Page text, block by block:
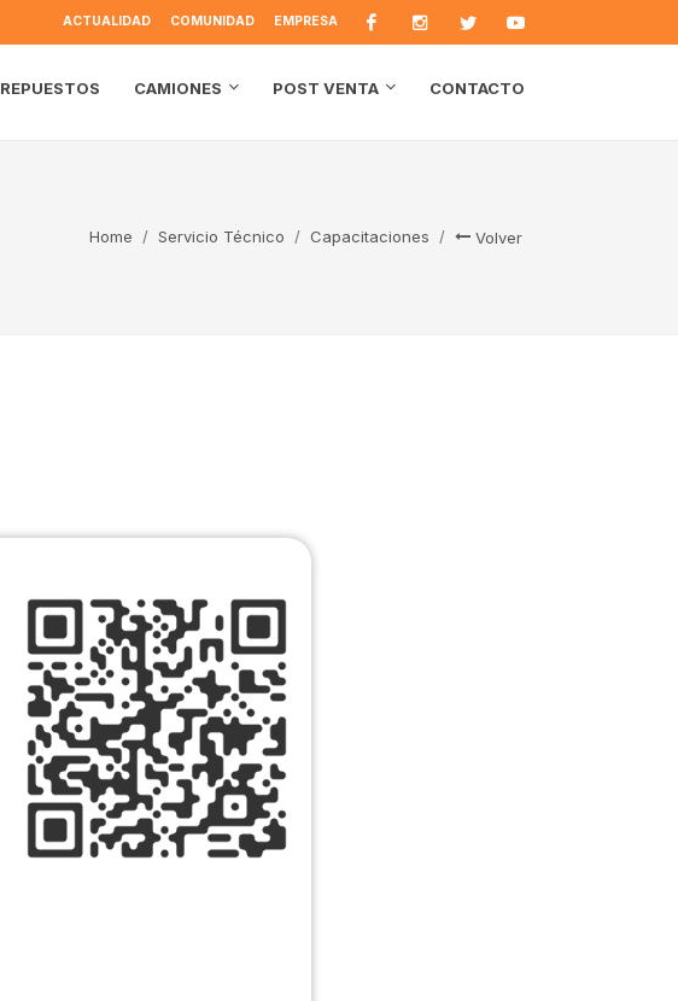
ACTUALIDAD COMUNIDAD EMPRESA
REPUESTOS CAMIONES POST VENTA CONTACTO
Home Servicio Técnico Capacitaciones Volver